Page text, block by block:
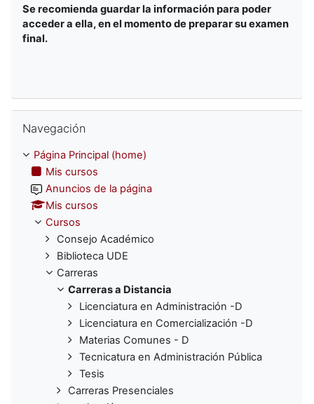
Se recomienda guardar la información para poder
acceder a ella, en el momento de preparar su examen
final.
Navegación
Página Principal (home)
Mis cursos
Anuncios de la página
Mis cursos
Cursos
Consejo Académico
Biblioteca UDE
Carreras
Carreras a Distancia
Licenciatura en Administración -D
Licenciatura en Comercialización -D
Materias Comunes - D
Tecnicatura en Administración Pública
Tesis
Carreras Presenciales